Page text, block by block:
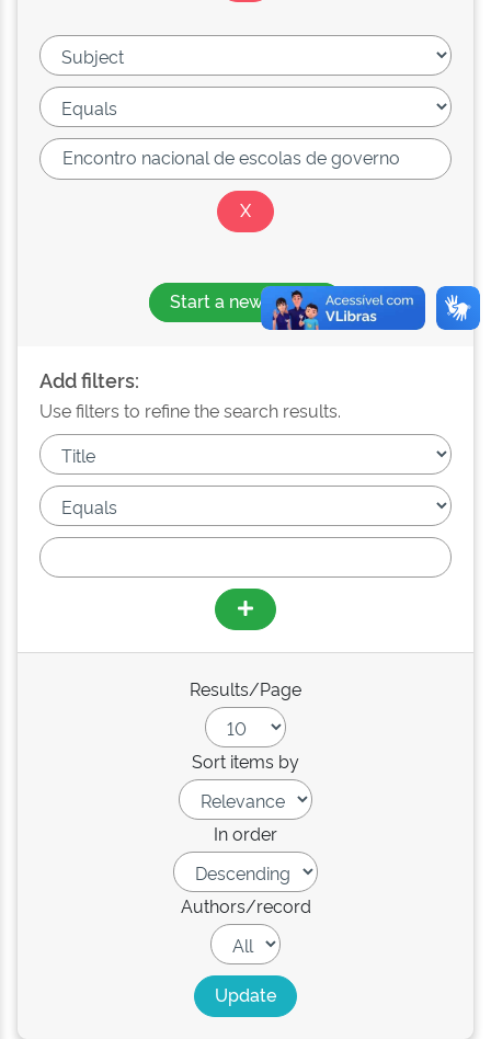
Start a new search
Add filters:
Use filters to refine the search results.
Results/Page
Sort items by
In order
Authors/record